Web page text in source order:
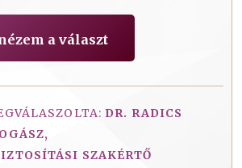
a választ
DR. RADICS
SZAKÉRTŐ